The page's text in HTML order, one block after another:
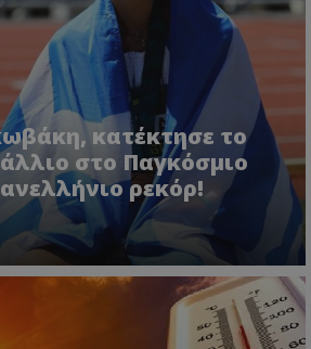
κατέκτησε το
στο Παγκόσμιο
ρεκόρ!